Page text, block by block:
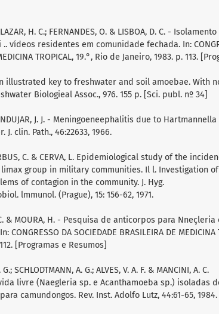
H. C.; FERNANDES, O. & LISBOA, D. C. -
vídeos residentes em comunidade fechada. In:
TROPICAL, 19.°, Rio de Janeiro, 1983. p. 113.
An illustrated key to freshwater and soil amoebae. With
Biologieal Assoc., 976. 155 p. [Sci. publ. nº 34]
J. J. - Meningoeneephalitis due to
J. clin. Path., 46:22633, 1966.
C. & CERVA, L. Epidemiological study of the
group in military communities. Il l. Investigation
of contagion in the community. J. Hyg.
lmmunol. (Prague), 15: 156-62, 1971.
C. & MOURA, H. - Pesquisa de anticorpos para
CONGRESSO DA SOCIEDADE BRASILEIRA DE MEDICINA
[Programas e Resumos]
G.; SCHLODTMANN, A. G.; ALVES, V. A. F. & MANCINI, A. C.
livre (Naegleria sp. e Acanthamoeba sp.) isoladas
camundongos. Rev. Inst. Adolfo Lutz, 44:61-65, 1984.